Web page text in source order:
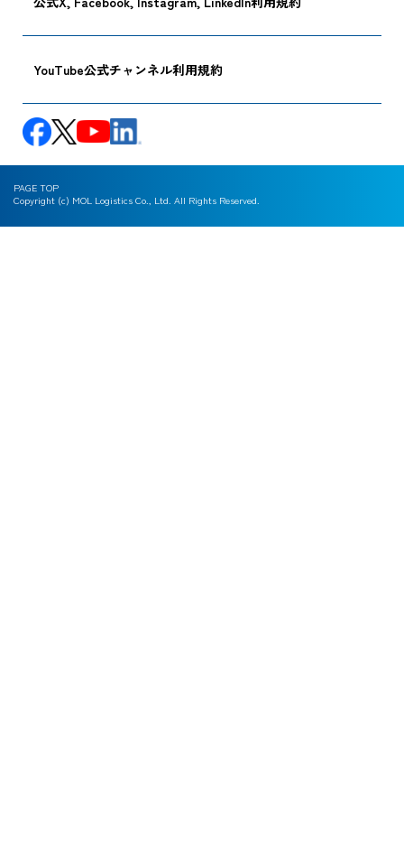
YouTube公式チャンネル利用規約
Copyright (c) MOL Logistics Co., Ltd. All Rights Reserved.
PAGE TOP